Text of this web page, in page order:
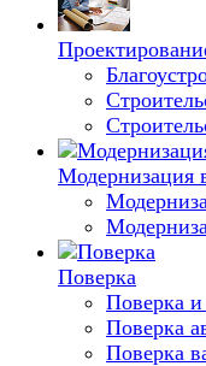
Модернизация
Поверка
Поверка и
Поверка
Поверка